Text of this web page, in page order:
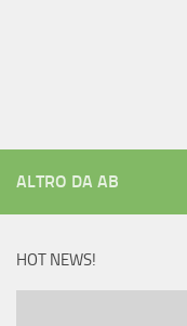
ALTRO DA AB
HOT NEWS!